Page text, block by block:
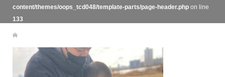
content/themes/oops_tcd048/template-parts/page-header.phpon line
133